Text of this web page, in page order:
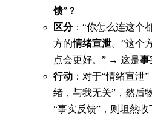
馈”？
区分：“你怎么连这个
方的情绪宣泄。“这个
点会更好。” → 这是事
行动 ：对于“情绪宣泄
绪，与我无关”，然后
“事实反馈”，则坦然收